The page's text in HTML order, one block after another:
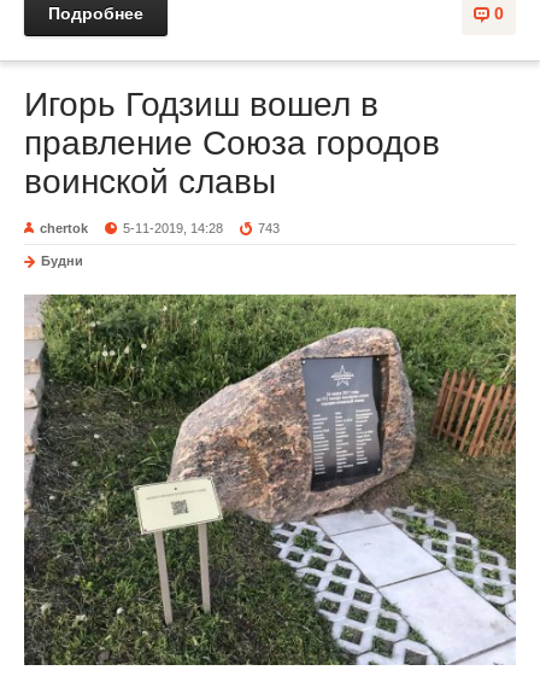
0
Подробнее
Игорь Годзиш вошел в
правление Союза городов
воинской славы
chertok 5-11-2019, 14:28 743
Будни